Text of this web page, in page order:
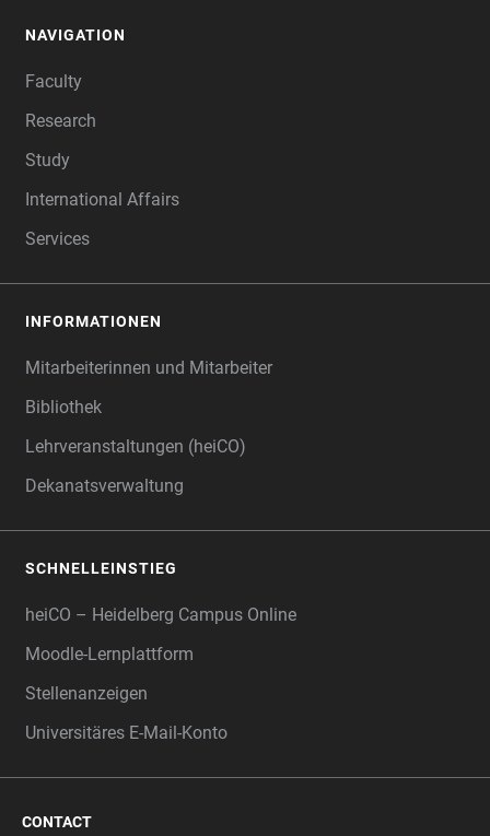
NAVIGATION
Faculty
Research
Study
International Affairs
Services
INFORMATIONEN
Mitarbeiterinnen und Mitarbeiter
Bibliothek
Lehrveranstaltungen (heiCO)
Dekanatsverwaltung
SCHNELLEINSTIEG
heiCO – Heidelberg Campus Online
Moodle-Lernplattform
Stellenanzeigen
Universitäres E-Mail-Konto
CONTACT